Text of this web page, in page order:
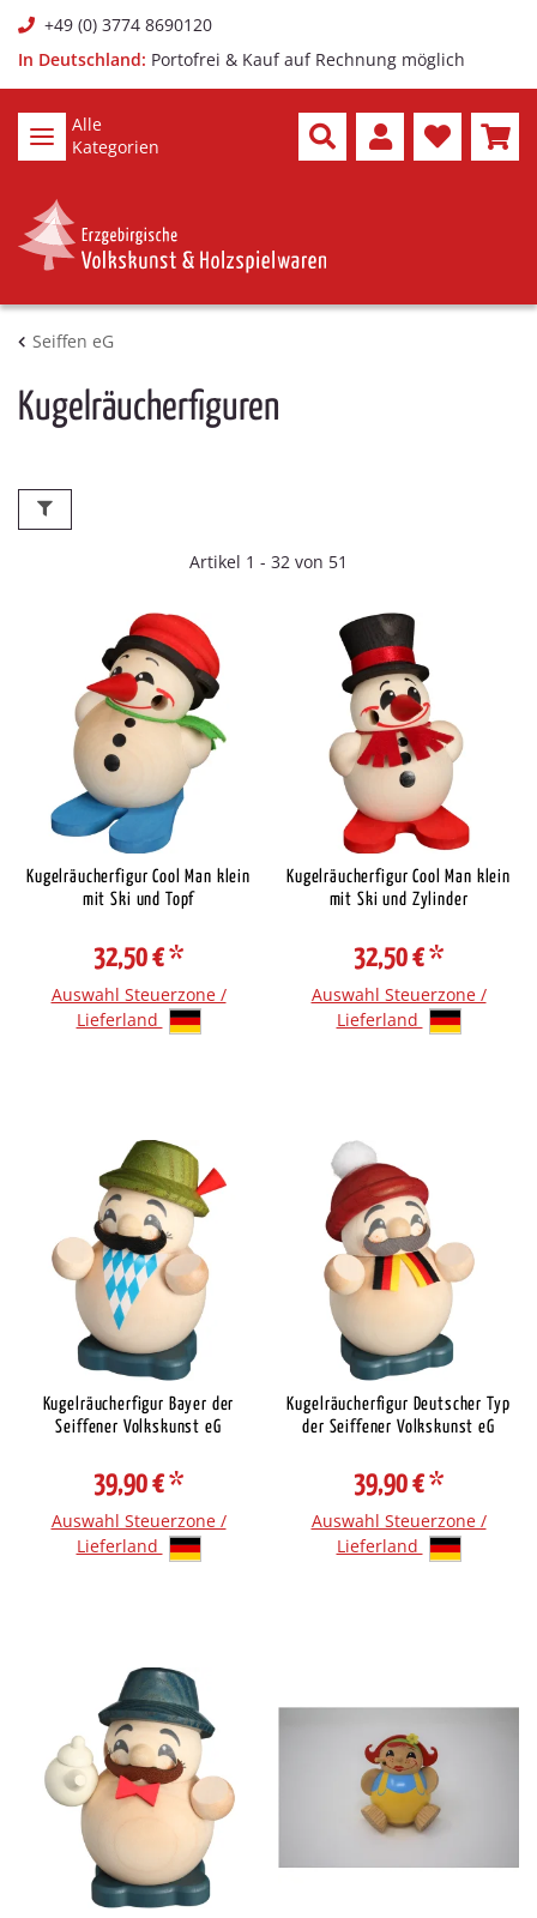
+49 (0) 3774 8690120
In Deutschland: Portofrei & Kauf auf Rechnung möglich
Alle
Kategorien
Seiffen eG
Kugelräucherfiguren
Artikel 1 - 32 von 51
Kugelräucherfigur Cool Man klein
mit Ski und Topf
32,50 €*
Auswahl Steuerzone /
Lieferland
Kugelräucherfigur Cool Man klein
mit Ski und Zylinder
32,50 €*
Auswahl Steuerzone /
Lieferland
Kugelräucherfigur Bayer der
Seiffener Volkskunst eG
39,90 €*
Auswahl Steuerzone /
Lieferland
Kugelräucherfigur Deutscher Typ
der Seiffener Volkskunst eG
39,90 €*
Auswahl Steuerzone /
Lieferland